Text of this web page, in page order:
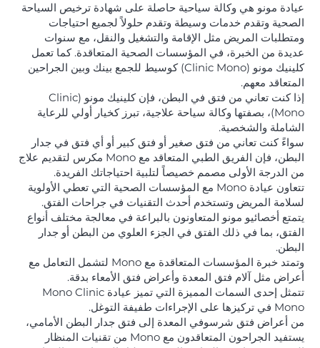
عيادة مونو هي وكالة سياحية حاصلة على شهادة ترخيص السياحة
الصحية وتقدم خدمات وسيطة وتقدم حلولاً لجميع احتياجات
ومتطلبات المريض مثل الإقامة والتشغيل والنقل، مع سنوات
عديدة من الخبرة، في المؤسسات الصحية المتعاقدة. كما تعمل
كلينيك مونو (Clinic Mono) كوسيط للجمع بينك وبين الجراحين
المتعاقد معهم.
إذا كنت تعاني من فتق في البطن، فإن كلينيك مونو (Clinic
Mono)، بصفتها وكالة سياحة علاجية، تبرز كخيار أولي للرعاية
الشاملة والشخصية.
سواءً كنت تعاني من فتق صغير أو فتق كبير أو أي فتق في جدار
البطن، فإن الفريق الطبي المتعاقد مع Mono مكرس لتقديم علاج
من الدرجة الأولى مصمم خصيصاً لتلبية احتياجاتك الفريدة.
تتعاون عيادة Mono مع المؤسسات الصحية التي تعطي الأولوية
لسلامة المريض وتستخدم أحدث التقنيات في جراحات الفتق.
يتمتع أخصائيو مونو المتعاونون بالبراعة في معالجة مختلف أنواع
الفتق، بما في ذلك الفتق في الجزء العلوي من البطن أو جدار
البطن.
وتمتد خبرة المؤسسات المتعاقدة مع Mono لتشمل التعامل مع
أعراض مثل آلام فتق المعدة وأعراض فتق الأمعاء بدقة.
تتمثل إحدى السمات المميزة التي تميز عيادة Mono Clinic
Mono في تركيزها على الإجراءات طفيفة التوغل.
من أعراض فتق شرسوفي المعدة إلى فتق جدار البطن الأمامي،
يستفيد الجراحون المتعاقدون مع Mono من تقنيات المنظار